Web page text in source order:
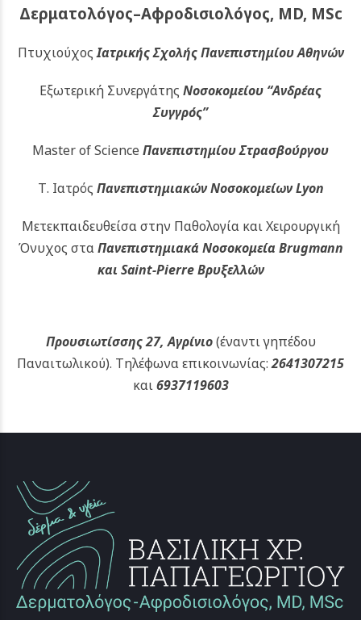
Δερματολόγος–Αφροδισιολόγος, MD, MSc
ΠτυχιούχοςΙατρικής Σχολής Πανεπιστημίου Αθηνών
Εξωτερική Συνεργάτης Νοσοκομείου “Ανδρέας
Συγγρός”
Master of Science Πανεπιστημίου Στρασβούργου
Τ. Ιατρός Πανεπιστημιακών Νοσοκομείων Lyon
Μετεκπαιδευθείσα στην Παθολογία και Χειρουργική
Όνυχος σταΠανεπιστημιακά Νοσοκομεία Brugmann
και Saint-Pierre Βρυξελλών
Προυσιωτίσσης 27, Αγρίνιο(έναντι γηπέδου
Παναιτωλικού). Τηλέφωνα επικοινωνίας:2641307215
και6937119603